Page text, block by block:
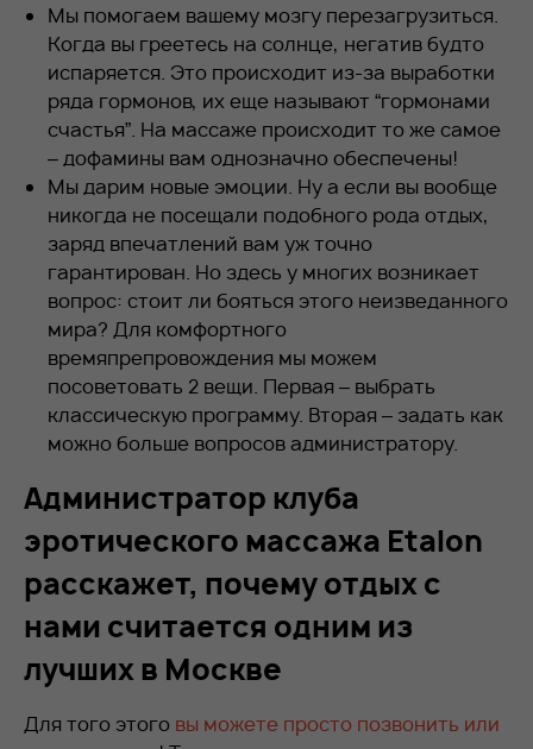
Мы помогаем вашему мозгу перезагрузиться.
Когда вы греетесь на солнце, негатив будто
испаряется. Это происходит из-за выработки
ряда гормонов, их еще называют “гормонами
счастья”. На массаже происходит то же самое
– дофамины вам однозначно обеспечены!
Мы дарим новые эмоции. Ну а если вы вообще
никогда не посещали подобного рода отдых,
заряд впечатлений вам уж точно
гарантирован. Но здесь у многих возникает
вопрос: стоит ли бояться этого неизведанного
мира? Для комфортного
времяпрепровождения мы можем
посоветовать 2 вещи. Первая – выбрать
классическую программу. Вторая – задать как
можно больше вопросов администратору.
Администратор клуба
эротического массажа Etalon
расскажет, почему отдых с
нами считается одним из
лучших в Москве
Для того этого вы можете просто позвонить или